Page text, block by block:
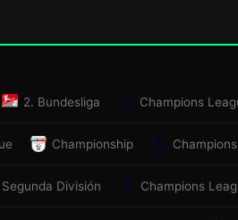
2. Bundesliga Champions
Championship
Segunda División Champions